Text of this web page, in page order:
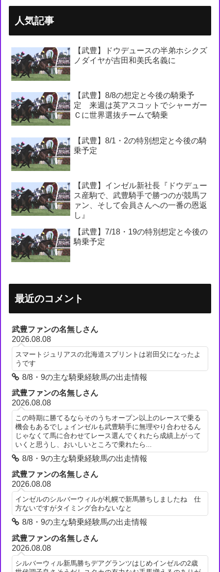
人気記事
【武豊】ドウデュースの半弟ホシクズ
ノダイヤが吉田和美氏名義に
【武豊】8/8の想定と今後の騎乗予
定 来週は英アスコットでシャーガー
Ｃに世界選抜チームで騎乗
【武豊】8/1・2の特別想定と今後の騎
乗予定
【武豊】インゼル新社長『ドウデュー
ス産駒で、武豊騎手で勝つのが競馬フ
ァン、そして会員さんへの一番の恩返
し』
【武豊】7/18・19の特別想定と今後の
騎乗予定
最近のコメント
武豊ファンの名無しさん
2026.08.08
スマートジュリアスの北海道スプリントは岩田父になったよ
うです
8/8・9の主な騎乗経験馬の出走情報
武豊ファンの名無しさん
2026.08.08
この時期に勝てるならそのうちオープン以上のレースで乗る
機会もあるでしょインゼルも武豊騎手に無理やり合わせるん
じゃなくて馬に合わせてレース選んでくれたら成績上がって
いくと思うし、おいしいところで乗れたら...
8/8・9の主な騎乗経験馬の出走情報
武豊ファンの名無しさん
2026.08.08
インゼルのシルバーウィルが札幌で新馬勝ちしましたね 仕
方ないですがタイミング合わないなと
8/8・9の主な騎乗経験馬の出走情報
武豊ファンの名無しさん
2026.08.08
シルバーウィル新馬勝ちデアグランツはじめインゼルの2歳